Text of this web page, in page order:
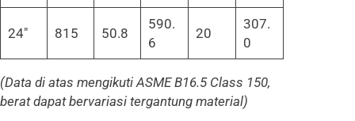
24″ 815 50.8
590.
6
20
307.
0
(Data di atas mengikuti ASME B16.5 Class 150,
berat dapat bervariasi tergantung material)